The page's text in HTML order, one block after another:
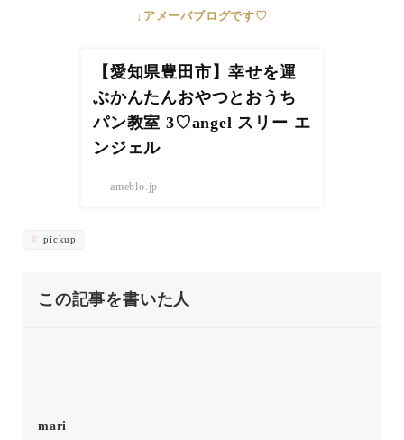
↓アメーバブログです♡
【愛知県豊田市】幸せを運
ぶかんたんおやつとおうち
パン教室 3♡angel スリー エ
ンジェル
ameblo.jp
pickup
この記事を書いた人
mari